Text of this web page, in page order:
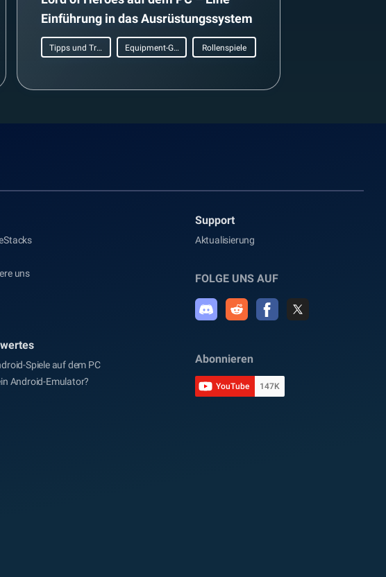
Einführung in das Ausrüstungssystem
Tipps und Tricks Equipment-Guide Rollenspiele
uns
Spiele auf dem PC
Android-Emulator?
Support
Aktualisierung
FOLGE UNS AUF
Abonnieren
YouTube 147K